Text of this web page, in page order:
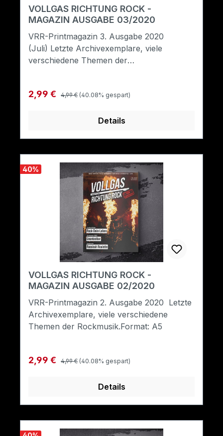
VOLLGAS RICHTUNG ROCK -
MAGAZIN AUSGABE 03/2020
VRR-Printmagazin 3. Ausgabe 2020
(Juli) Letzte Archivexemplare, viele
verschiedene Themen der
Verkaufspreis:
2,99 € Regulärer Preis:
4,99 € (40.08% gespart)
Details
40%
VOLLGAS RICHTUNG ROCK -
MAGAZIN AUSGABE 02/2020
VRR-Printmagazin 2. Ausgabe 2020 Letzte
Archivexemplare, viele verschiedene
Themen der Rockmusik.Format: A5
Verkaufspreis:
2,99 € Regulärer Preis:
4,99 € (40.08% gespart)
Details